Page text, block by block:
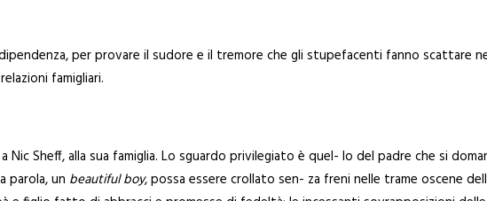
per provare il sudore e il tremore che gli stupefacenti fanno scattare
famigliari.
Sheff, alla sua famiglia. Lo sguardo privilegiato è quel- lo del padre che si
parola, un beautiful boy, possa essere crollato sen- za freni nelle trame oscene